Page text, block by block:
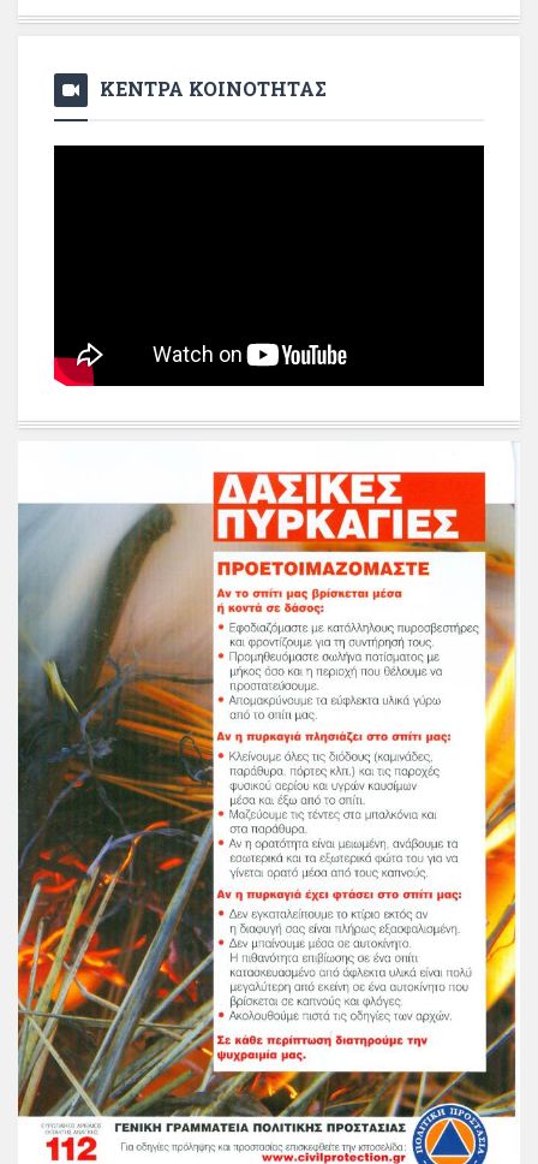
ΚΕΝΤΡΑ ΚΟΙΝΟΤΗΤΑΣ